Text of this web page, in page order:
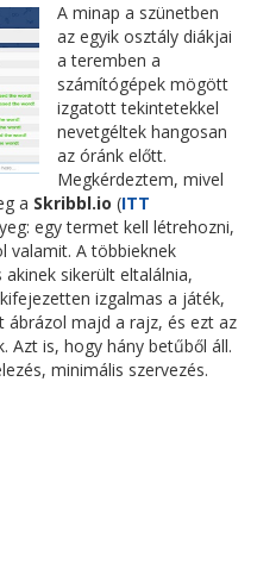
A minap a szünetben
az egyik osztály diákjai
a teremben a
számítógépek mögött
izgatott tekintetekkel
nevetgéltek hangosan
az óránk előtt.
Megkérdeztem, mivel
a Skribbl.io (ITT
egy termet kell létrehozni,
valamit. A többieknek
sikerült eltalálnia,
izgalmas a játék,
ábrázol majd a rajz, és ezt az
is, hogy hány betűből áll.
minimális szervezés.